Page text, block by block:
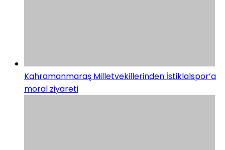
Kahramanmaraş Milletvekillerinden İstiklalspor’a
moral ziyareti